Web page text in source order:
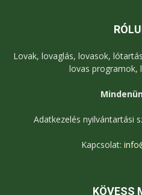
Lovak, lovaglás, lovasok,
lovas programok,
Adatkezelés nyilvántartási
Kapcsolat:
KÖVESS